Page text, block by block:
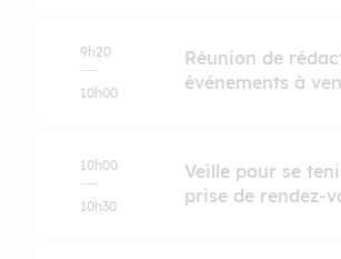
9h20
10h00
Réunion de
événements à
10h00
10h30
Veille pour se
prise de rendez-